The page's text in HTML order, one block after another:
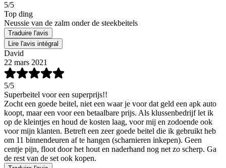
5/5
Top ding
Neussie van de zalm onder de steekbeitels
Traduire l'avis
Lire l'avis intégral
David
22 mars 2021
5/5
Superbeitel voor een superprijs!!
Zocht een goede beitel, niet een waar je voor dat geld een apk auto
koopt, maar een voor een betaalbare prijs. Als klussenbedrijf let ik
op de kleintjes en houd de kosten laag, voor mij en zodoende ook
voor mijn klanten. Betreft een zeer goede beitel die ik gebruikt heb
om 11 binnendeuren af te hangen (scharnieren inkepen). Geen
centje pijn, floot door het hout en naderhand nog net zo scherp. Ga
de rest van de set ook kopen.